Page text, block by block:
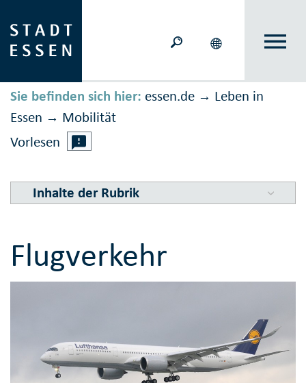
Sie befinden sich hier: essen.de → Leben in
Essen → Mobilität
Vorlesen
Inhalte der Rubrik
Flugverkehr